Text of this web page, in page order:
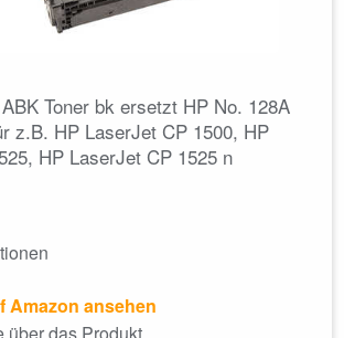
Toner bk ersetzt HP No. 128A
z.B. HP LaserJet CP 1500, HP
HP LaserJet CP 1525 n
Amazon ansehen